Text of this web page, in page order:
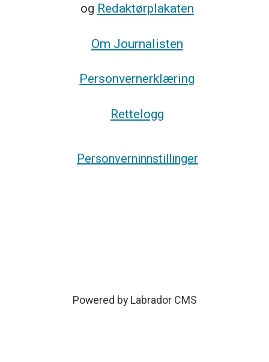
og Redaktørplakaten
Om Journalisten
Personvernerklæring
Rettelogg
Personverninnstillinger
Powered by Labrador CMS